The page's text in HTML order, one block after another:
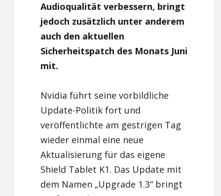
Audioqualität verbessern, bringt
jedoch zusätzlich unter anderem
auch den aktuellen
Sicherheitspatch des Monats Juni
mit.
Nvidia führt seine vorbildliche
Update-Politik fort und
veröffentlichte am gestrigen Tag
wieder einmal eine neue
Aktualisierung für das eigene
Shield Tablet K1. Das Update mit
dem Namen „Upgrade 1.3“ bringt